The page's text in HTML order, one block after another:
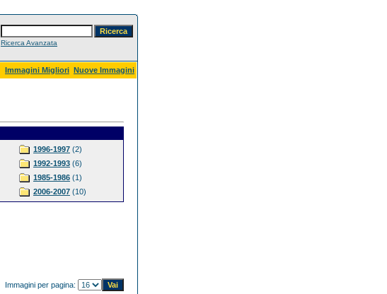
Ricerca Avanzata
Immagini Migliori Nuove Immagini
1996-1997 (2)
1992-1993 (6)
1985-1986 (1)
2006-2007 (10)
Immagini per pagina: